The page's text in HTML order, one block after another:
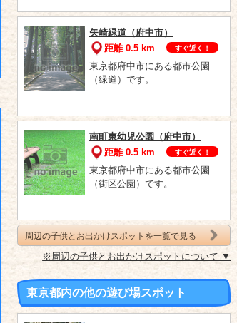
矢崎緑道（府中市）
距離 0.5 km
すぐ近く！
東京都府中市にある都市公園
（緑道）です。
南町東幼児公園（府中市）
距離 0.5 km
すぐ近く！
東京都府中市にある都市公園
（街区公園）です。
周辺の子供とお出かけスポットを一覧で見る
※周辺の子供とお出かけスポットについて ▼
東京都内の他の遊び場スポット